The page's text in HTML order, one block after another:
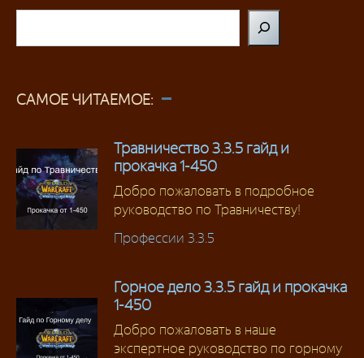
САМОЕ ЧИТАЕМОЕ:
Травничество 3.3.5 гайд и
прокачка 1-450
Добро пожаловать в подробное
руководство по Травничеству!
Профессии 3.3.5
Горное дело 3.3.5 гайд и прокачка
1-450
Добро пожаловать в наше
экспертное руководство по горному